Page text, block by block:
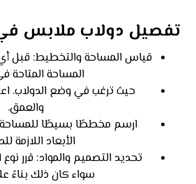
تفصيل دولاب ملابس في
قياس المساحة والتخطيط: قبل
المساحة المتاحة
حيث ترغب في وضع الدولاب.
والعمق.
ارسم مخططًا بسيطًا للمساحة
الأبعاد اللازمة
تحديد التصميم والمواد: قرر
سواء كان ذلك بناءً